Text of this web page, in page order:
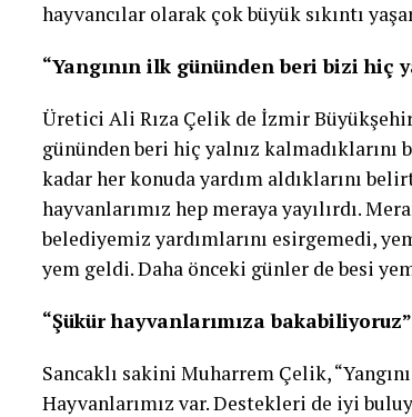
hayvancılar olarak çok büyük sıkıntı
“Yangının ilk gününden beri bizi hiç
Üretici Ali Rıza Çelik de İzmir
gününden beri hiç yalnız
kadar her konuda yardım aldıklarını
hayvanlarımız hep meraya yayılırdı.
belediyemiz yardımlarını esirgemedi,
yem geldi. Daha önceki günler de besi
“Şükür hayvanlarımıza bakabiliyoruz”
Sancaklı sakini Muharrem Çelik,
Hayvanlarımız var. Destekleri de iyi